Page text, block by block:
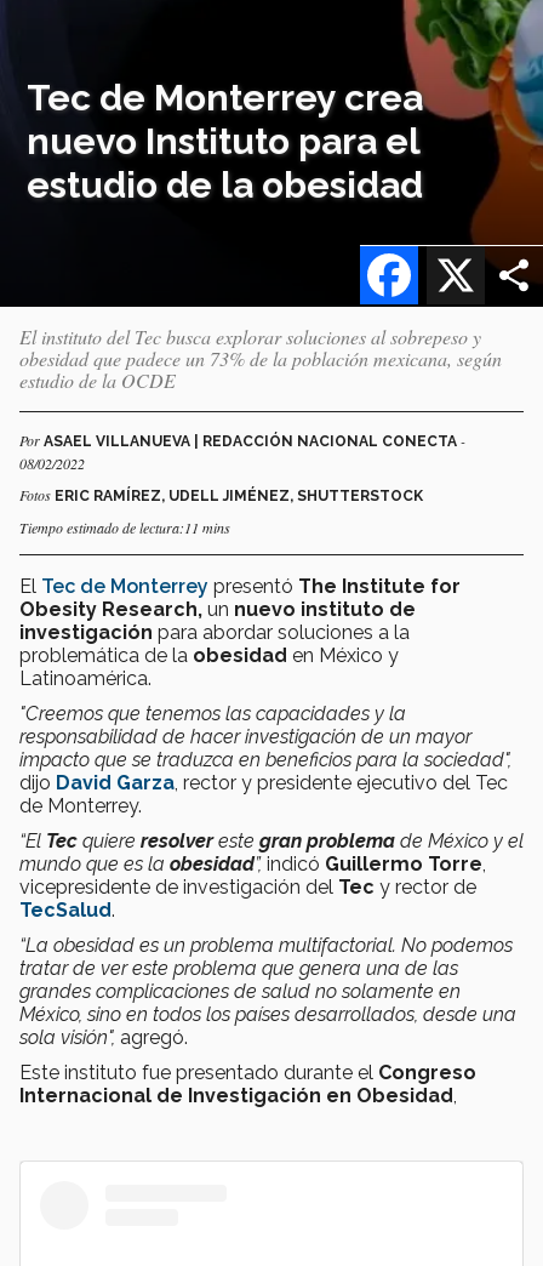
Tec de Monterrey crea
nuevo Instituto para el
estudio de la obesidad
X
Facebook
El instituto del Tec busca explorar soluciones al sobrepeso y
obesidad que padece un 73% de la población mexicana, según
estudio de la OCDE
Por ASAEL VILLANUEVA | REDACCIÓN NACIONAL CONECTA -
08/02/2022
Fotos ERIC RAMÍREZ, UDELL JIMÉNEZ, SHUTTERSTOCK
Tiempo estimado de lectura:11 mins
El Tec de Monterrey presentó The Institute for
Obesity Research, un nuevo instituto de
investigación para abordar soluciones a la
problemática de la obesidad en México y
Latinoamérica.
"Creemos que tenemos las capacidades y la
responsabilidad de hacer investigación de un mayor
impacto que se traduzca en beneficios para la sociedad",
dijo David Garza , rector y presidente ejecutivo del Tec
de Monterrey.
“El Tec quiere resolvereste gran problema de México y el
mundo que es la obesidad”, indicó Guillermo Torre
vicepresidente de investigación del Tec y rector de
TecSalud.
“La obesidad es un problema multifactorial. No podemos
tratar de ver este problema que genera una de las
grandes complicaciones de salud no solamente en
México, sino en todos los países desarrollados, desde una
sola visión", agregó.
Este instituto fue presentado durante el Congreso
Internacional de Investigación en Obesidad